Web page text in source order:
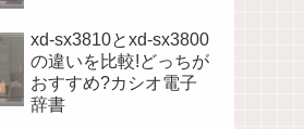
xd-sx3810とxd-sx3800
の違いを比較!どっちが
おすすめ?カシオ電子
辞書